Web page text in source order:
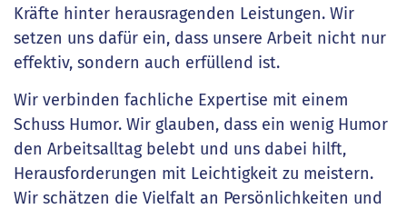
Kräfte hinter herausragenden Leistungen. Wir
setzen uns dafür ein, dass unsere Arbeit nicht nur
effektiv, sondern auch erfüllend ist.
Wir verbinden fachliche Expertise mit einem
Schuss Humor. Wir glauben, dass ein wenig Humor
den Arbeitsalltag belebt und uns dabei hilft,
Herausforderungen mit Leichtigkeit zu meistern.
Wir schätzen die Vielfalt an Persönlichkeiten und